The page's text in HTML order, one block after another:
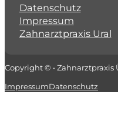
Datenschutz
Impressum
Zahnarztpraxis Ural
Copyright © • Zahnarztpraxis
ImpressumDatenschutz